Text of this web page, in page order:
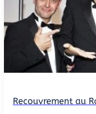
Recouvrement au